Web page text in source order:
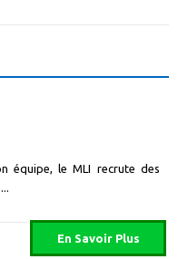
équipe, le MLI recrute des